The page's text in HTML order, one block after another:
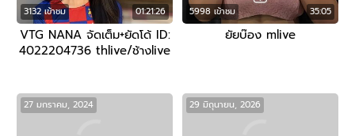
3132 เข้าชม 01:21:26
VTG NANA จัดเต็ม+ยัดโด้ ID:
4022204736 thlive/ช้างlive
5998 เข้าชม 35:05
ยัยบ๊อง mlive
27 มกราคม, 2024 29 มิถุนายน, 2026